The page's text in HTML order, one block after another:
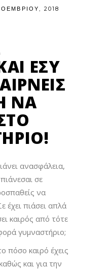
2018
ΕΣΎ
ΝΑ
ανασφάλεια,
σε
να
έχει πιάσει απλά
καιρός από τότε
γυμναστήριο;
πόσο καιρό έχεις
και για την